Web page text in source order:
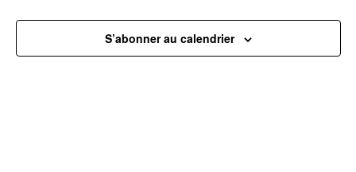
S’abonner au calendrier